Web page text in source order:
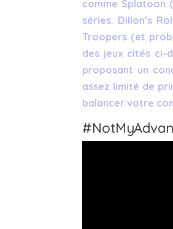
comme Splatoon
séries. Dillon’s
Troopers (et
des jeux cités ci-
proposant un
assez limité de
balancer votre